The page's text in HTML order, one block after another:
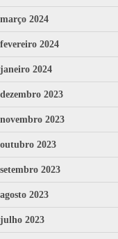
março 2024
fevereiro 2024
janeiro 2024
dezembro 2023
novembro 2023
outubro 2023
setembro 2023
agosto 2023
julho 2023